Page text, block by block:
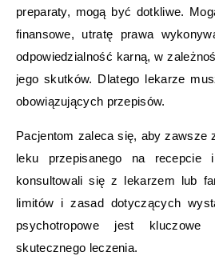
preparaty, mogą być dotkliwe.
finansowe, utratę prawa
odpowiedzialność karną, w
jego skutków. Dlatego lekarze
obowiązujących przepisów.
Pacjentom zaleca się, aby zawsze
leku przepisanego na
konsultowali się z lekarzem lub
limitów i zasad dotyczących
psychotropowe jest
skutecznego leczenia.